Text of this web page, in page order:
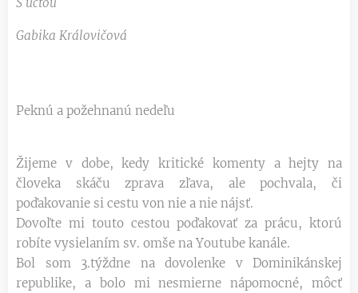
Gabika Královičová
Peknú a požehnanú nedeľu
Žijeme v dobe, kedy kritické komenty a hejty na
človeka skáču zprava zľava, ale pochvala, či
poďakovanie si cestu von nie a nie nájsť.
Dovoľte mi touto cestou poďakovať za prácu, ktorú
robíte vysielaním sv. omše na Youtube kanále.
Bol som 3.týždne na dovolenke v Dominikánskej
republike, a bolo mi nesmierne nápomocné, môcť